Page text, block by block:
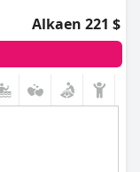
Alkaen 221 $